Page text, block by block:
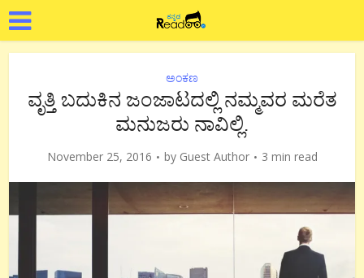
ಅಂಕಣ
ವೃತ್ತಿ ಬದುಕಿನ ಜಂಜಾಟದಲ್ಲಿ ನಮ್ಮವರ ಮರೆತ
ಮನುಜರು ನಾವಿಲ್ಲಿ.
November 25, 2016 by Guest Author 3 min read